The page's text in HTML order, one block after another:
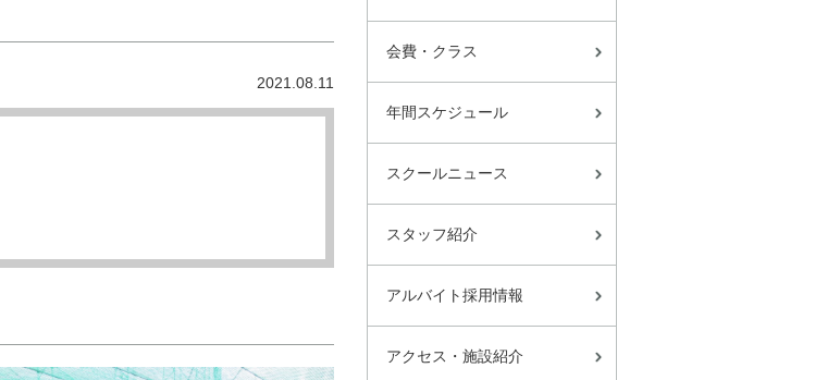
2021.08.11
会費・クラス
年間スケジュール
スクールニュース
スタッフ紹介
アルバイト採用情報
アクセス・施設紹介